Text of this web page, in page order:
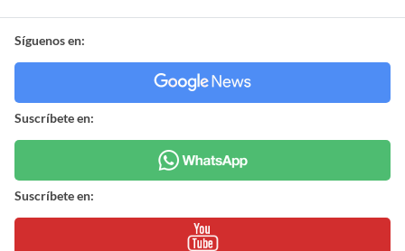
Síguenos en:
Suscríbete en:
Suscríbete en: